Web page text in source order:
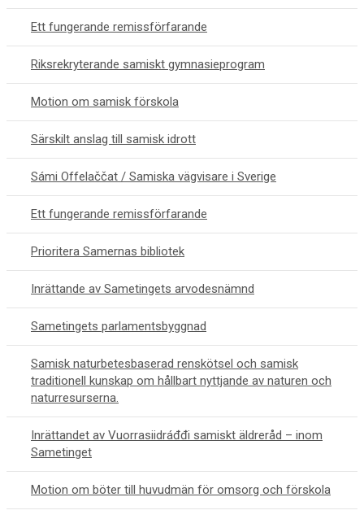
Ett fungerande remissförfarande
Riksrekryterande samiskt gymnasieprogram
Motion om samisk förskola
Särskilt anslag till samisk idrott
Sámi Offelaččat / Samiska vägvisare i Sverige
Ett fungerande remissförfarande
Prioritera Samernas bibliotek
Inrättande av Sametingets arvodesnämnd
Sametingets parlamentsbyggnad
Samisk naturbetesbaserad renskötsel och samisk
traditionell kunskap om hållbart nyttjande av naturen och
naturresurserna.
Inrättandet av Vuorrasiidráđđi samiskt äldreråd – inom
Sametinget
Motion om böter till huvudmän för omsorg och förskola